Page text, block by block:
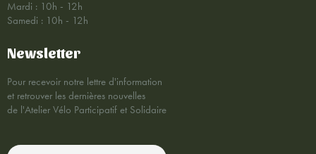
Mardi : 10h - 12h
Samedi : 10h - 12h
Newsletter
Pour recevoir notre lettre d'information
et retrouver les dernières nouvelles
de l'Atelier Vélo Participatif et Solidaire